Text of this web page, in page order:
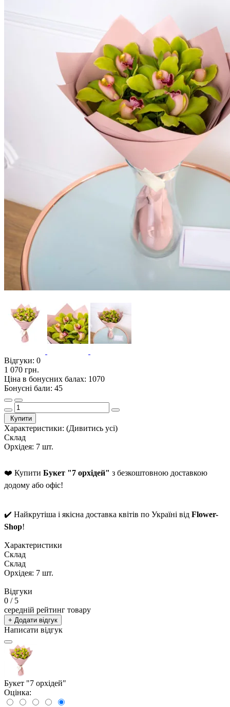
Відгуки: 0
1 070 грн.
Ціна в бонусних балах: 1070
Бонусні бали: 45
Купити
Характеристики: (Дивитись усі)
Склад
Орхідея: 7 шт.
❤️ Купити Букет "7 орхідей" з безкоштовною доставкою
додому або офіс!
✔️ Найкрутіша і якісна доставка квітів по Україні від Flower-
Shop!
Характеристики
Склад
Склад
Орхідея: 7 шт.
Відгуки
0 / 5
середній рейтинг товару
+ Додати відгук
Написати відгук
Букет "7 орхідей"
Оцінка: